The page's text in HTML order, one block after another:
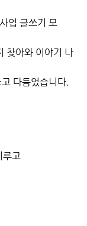
업 글쓰기 모
찾아와 이야기 나
다듬었습니다.
루고